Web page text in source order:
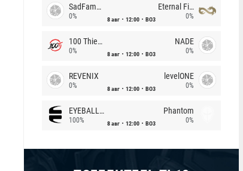
SadFamous
0% 8 авг 12:00 BO3
Eternal Fire
0%
100 Thieves
0% 8 авг 12:00 BO3
NADE
0%
REVENIX
0% 8 авг 12:00 BO3
levelONE
0%
EYEBALLERS
100% 8 авг 12:00 BO3
Phantom
0%